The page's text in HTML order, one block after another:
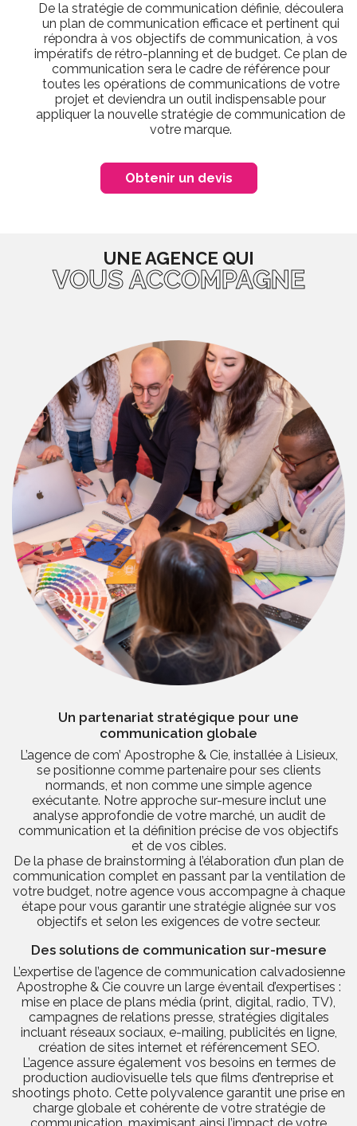
De la stratégie de communication définie, découlera
un plan de communication efficace et pertinent qui
répondra à vos objectifs de communication, à vos
impératifs de rétro-planning et de budget. Ce plan de
communication sera le cadre de référence pour
toutes les opérations de communications de votre
projet et deviendra un outil indispensable pour
appliquer la nouvelle stratégie de communication de
votre marque.
Obtenir un devis
UNE AGENCE QUI
VOUS ACCOMPAGNE
Un partenariat stratégique pour une
communication globale
L’agence de com’ Apostrophe & Cie, installée à Lisieux,
se positionne comme partenaire pour ses clients
normands, et non comme une simple agence
exécutante. Notre approche sur-mesure inclut une
analyse approfondie de votre marché, un audit de
communication et la définition précise de vos objectifs
et de vos cibles.
De la phase de brainstorming à l’élaboration d’un plan de
communication complet en passant par la ventilation de
votre budget, notre agence vous accompagne à chaque
étape pour vous garantir une stratégie alignée sur vos
objectifs et selon les exigences de votre secteur.
Des solutions de communication sur-mesure
L’expertise de l’agence de communication calvadosienne
Apostrophe & Cie couvre un large éventail d’expertises :
mise en place de plans média (print, digital, radio, TV),
campagnes de relations presse, stratégies digitales
incluant réseaux sociaux, e-mailing, publicités en ligne,
création de sites internet et référencement SEO.
L’agence assure également vos besoins en termes de
production audiovisuelle tels que films d’entreprise et
shootings photo. Cette polyvalence garantit une prise en
charge globale et cohérente de votre stratégie de